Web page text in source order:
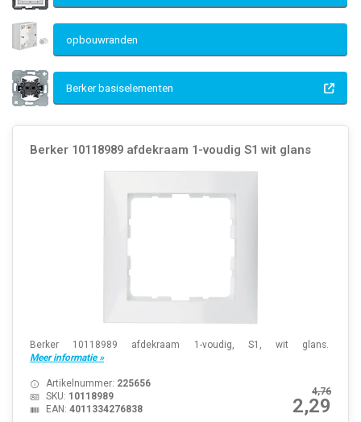
opbouwranden
Berker basiselementen
Berker 10118989 afdekraam 1-voudig S1 wit glans
Berker 10118989 afdekraam 1-voudig, S1, wit glans.
Meer informatie »
4,76
2,29
Artikelnummer: 225656
SKU: 10118989
EAN: 4011334276838